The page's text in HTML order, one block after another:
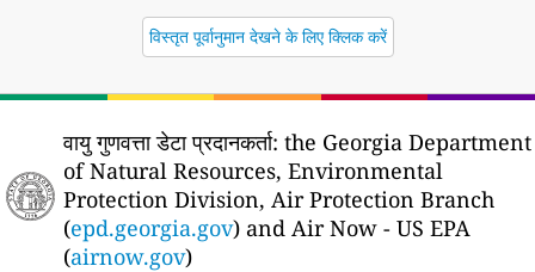
विस्तृत पूर्वानुमान देखने के लिए क्लिक करें
वायु गुणवत्ता डेटा प्रदानकर्ता: the Georgia Department
of Natural Resources, Environmental
Protection Division, Air Protection Branch
(epd.georgia.gov) and Air Now - US EPA
(airnow.gov)